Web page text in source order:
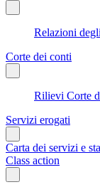
Relazioni
Corte dei conti
Rilievi Corte
Servizi erogati
Carta dei servizi e
Class action